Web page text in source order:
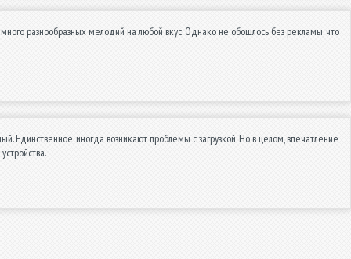
разнообразных мелодий на любой вкус. Однако не обошлось без рекламы, что
Единственное, иногда возникают проблемы с загрузкой. Но в целом, впечатление